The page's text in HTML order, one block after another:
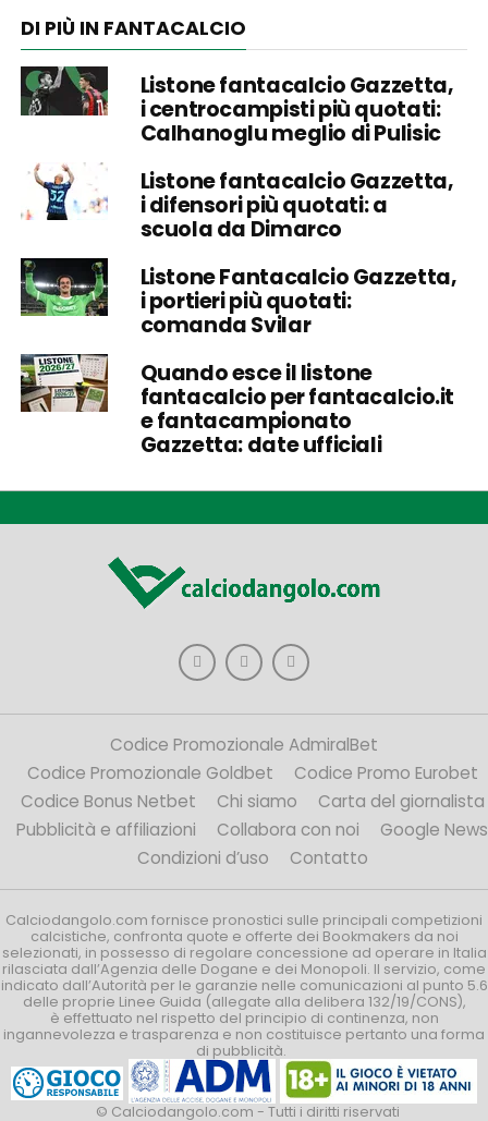
DI PIÙ IN FANTACALCIO
Listone fantacalcio Gazzetta,
i centrocampisti più quotati:
Calhanoglu meglio di Pulisic
Listone fantacalcio Gazzetta,
i difensori più quotati: a
scuola da Dimarco
Listone Fantacalcio Gazzetta,
i portieri più quotati:
comanda Svilar
Quando esce il listone
fantacalcio per fantacalcio.it
e fantacampionato
Gazzetta: date ufficiali
Codice Promozionale AdmiralBet
Codice Promozionale Goldbet
Codice Promo Eurobet
Codice Bonus Netbet
Chi siamo
Carta del giornalista
Pubblicità e affiliazioni
Collabora con noi
Google News
Condizioni d’uso
Contatto
Calciodangolo.com fornisce pronostici sulle principali competizioni
calcistiche, confronta quote e offerte dei Bookmakers da noi
selezionati, in possesso di regolare concessione ad operare in Italia
rilasciata dall’Agenzia delle Dogane e dei Monopoli. Il servizio, come
indicato dall’Autorità per le garanzie nelle comunicazioni al punto 5.6
delle proprie Linee Guida (allegate alla delibera 132/19/CONS),
è effettuato nel rispetto del principio di continenza, non
ingannevolezza e trasparenza e non costituisce pertanto una forma
di pubblicità.
© Calciodangolo.com - Tutti i diritti riservati